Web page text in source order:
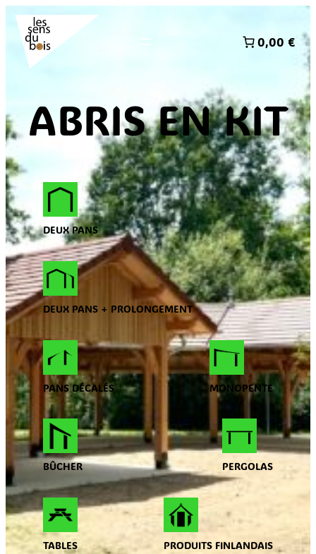
0,00 €
ABRIS EN KIT
DEUX PANS
DEUX PANS + PROLONGEMENT
PANS DÉCALÉS MONOPENTE
BÛCHER PERGOLAS
TABLES PRODUITS FINLANDAIS